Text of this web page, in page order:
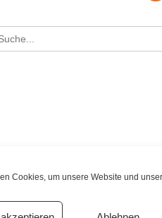
Cookies, um unsere Website und